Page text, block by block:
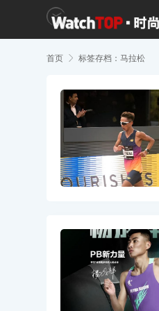
首页  标签存档：马拉松